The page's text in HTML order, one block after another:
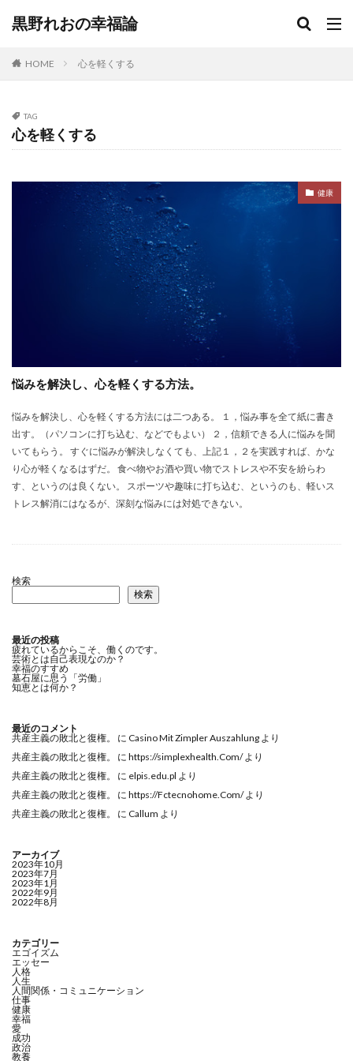
黒野れおの幸福論
HOME 心を軽くする
TAG
心を軽くする
健康
悩みを解決し、心を軽くする方法。
悩みを解決し、心を軽くする方法には二つある。 １，悩み事を全て紙に書き
出す。（パソコンに打ち込む、などでもよい） ２，信頼できる人に悩みを聞
いてもらう。 すぐに悩みが解決しなくても、上記１，２を実践すれば、かな
り心が軽くなるはずだ。 食べ物やお酒や買い物でストレスや不安を紛らわ
す、というのは良くない。 スポーツや趣味に打ち込む、というのも、軽いス
トレス解消にはなるが、深刻な悩みには対処できない。
検索
検索
最近の投稿
疲れているからこそ、働くのです。
芸術とは自己表現なのか？
幸福のすすめ
墓石屋に思う「労働」
知恵とは何か？
最近のコメント
共産主義の敗北と復権。
に Casino Mit Zimpler Auszahlung より
共産主義の敗北と復権。
に https://simplexhealth.Com/より
共産主義の敗北と復権。
に elpis.edu.pl より
共産主義の敗北と復権。
に https://Fctecnohome.Com/より
共産主義の敗北と復権。
に Callum より
アーカイブ
2023年10月
2023年7月
2023年1月
2022年9月
2022年8月
カテゴリー
エゴイズム
エッセー
人格
人生
人間関係・コミュニケーション
仕事
健康
幸福
愛
成功
政治
教養